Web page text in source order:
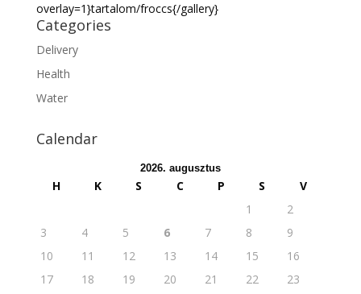
overlay=1}tartalom/froccs{/gallery}
Categories
Delivery
Health
Water
Calendar
2026. augusztus
H K S C P S
V
1
2
3
4 5 6 7 8
9
10
11 12 13 14 15
16
17
18 19 20 21 22
23